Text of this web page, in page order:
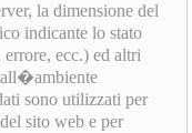
la dimensione del
indicante lo stato
ecc.) ed altri
all�ambiente
sono utilizzati per
sito web e per